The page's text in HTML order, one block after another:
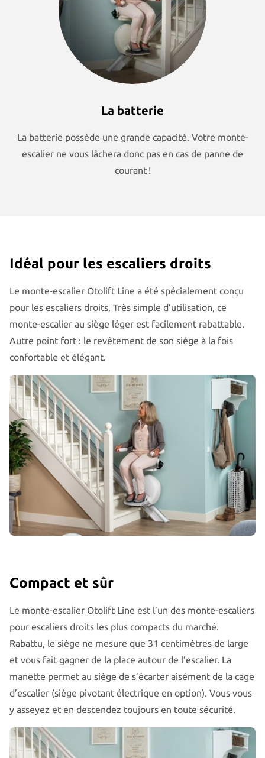
La batterie
La batterie possède une grande capacité. Votre monte-
escalier ne vous lâchera donc pas en cas de panne de
courant !
Idéal pour les escaliers droits
Le monte-escalier Otolift Line a été spécialement conçu
pour les escaliers droits. Très simple d’utilisation, ce
monte-escalier au siège léger est facilement rabattable.
Autre point fort : le revêtement de son siège à la fois
confortable et élégant.
Compact et sûr
Le monte-escalier Otolift Line est l’un des monte-escaliers
pour escaliers droits les plus compacts du marché.
Rabattu, le siège ne mesure que 31 centimètres de large
et vous fait gagner de la place autour de l’escalier. La
manette permet au siège de s’écarter aisément de la cage
d’escalier (siège pivotant électrique en option). Vous vous
y asseyez et en descendez toujours en toute sécurité.